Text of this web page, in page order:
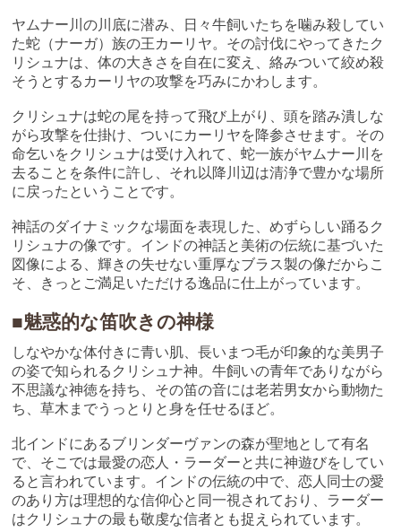
ヤムナー川の川底に潜み、日々牛飼いたちを噛み殺してい
た蛇（ナーガ）族の王カーリヤ。その討伐にやってきたク
リシュナは、体の大きさを自在に変え、絡みついて絞め殺
そうとするカーリヤの攻撃を巧みにかわします。
クリシュナは蛇の尾を持って飛び上がり、頭を踏み潰しな
がら攻撃を仕掛け、ついにカーリヤを降参させます。その
命乞いをクリシュナは受け入れて、蛇一族がヤムナー川を
去ることを条件に許し、それ以降川辺は清浄で豊かな場所
に戻ったということです。
神話のダイナミックな場面を表現した、めずらしい踊るク
リシュナの像です。インドの神話と美術の伝統に基づいた
図像による、輝きの失せない重厚なブラス製の像だからこ
そ、きっとご満足いただける逸品に仕上がっています。
■魅惑的な笛吹きの神様
しなやかな体付きに青い肌、長いまつ毛が印象的な美男子
の姿で知られるクリシュナ神。牛飼いの青年でありながら
不思議な神徳を持ち、その笛の音には老若男女から動物た
ち、草木までうっとりと身を任せるほど。
北インドにあるブリンダーヴァンの森が聖地として有名
で、そこでは最愛の恋人・ラーダーと共に神遊びをしてい
ると言われています。インドの伝統の中で、恋人同士の愛
のあり方は理想的な信仰心と同一視されており、ラーダー
はクリシュナの最も敬虔な信者とも捉えられています。